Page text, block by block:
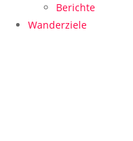
Berichte
Wanderziele